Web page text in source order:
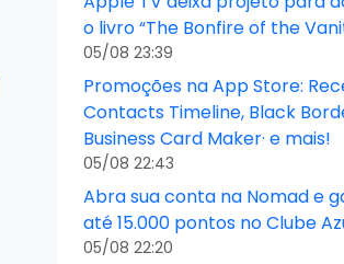
o livro “The Bonfire of the
05/08 23:39
Promoções na App Store:
Contacts Timeline, Black
Business Card Maker· e mais!
05/08 22:43
Abra sua conta na Nomad e
até 15.000 pontos no Clube
05/08 22:20